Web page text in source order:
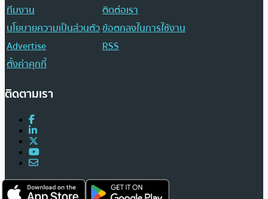
ทีมงาน
ติดต่อเรา
นโยบายความเป็นส่วนตัวข้อตกลงในการใช้งาน
Advertise
RSS
ตั้งค่าคุกกี้
ติดตามเรา